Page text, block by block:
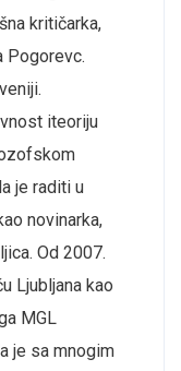
kritičarka,
Pogorevc.
iteoriju
je raditi u
novinarka,
Od 2007.
Ljubljana kao
MGL
je sa mnogim